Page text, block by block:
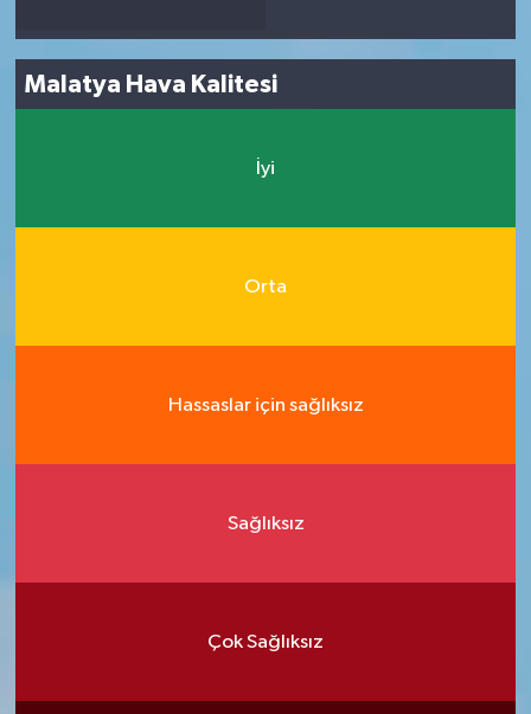
Malatya Hava Kalitesi
İyi
Orta
Hassaslar için sağlıksız
Sağlıksız
Çok Sağlıksız